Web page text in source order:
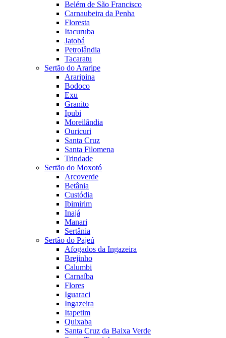
Belém de São Francisco
Carnaubeira da Penha
Floresta
Itacuruba
Jatobá
Petrolândia
Tacaratu
Sertão do Araripe
Araripina
Bodoco
Exu
Granito
Ipubi
Moreilândia
Ouricuri
Santa Cruz
Santa Filomena
Trindade
Sertão do Moxotó
Arcoverde
Betânia
Custódia
Ibimirim
Inajá
Manari
Sertânia
Sertão do Pajeú
Afogados da Ingazeira
Brejinho
Calumbi
Carnaíba
Flores
Iguaraci
Ingazeira
Itapetim
Quixaba
Santa Cruz da Baixa Verde